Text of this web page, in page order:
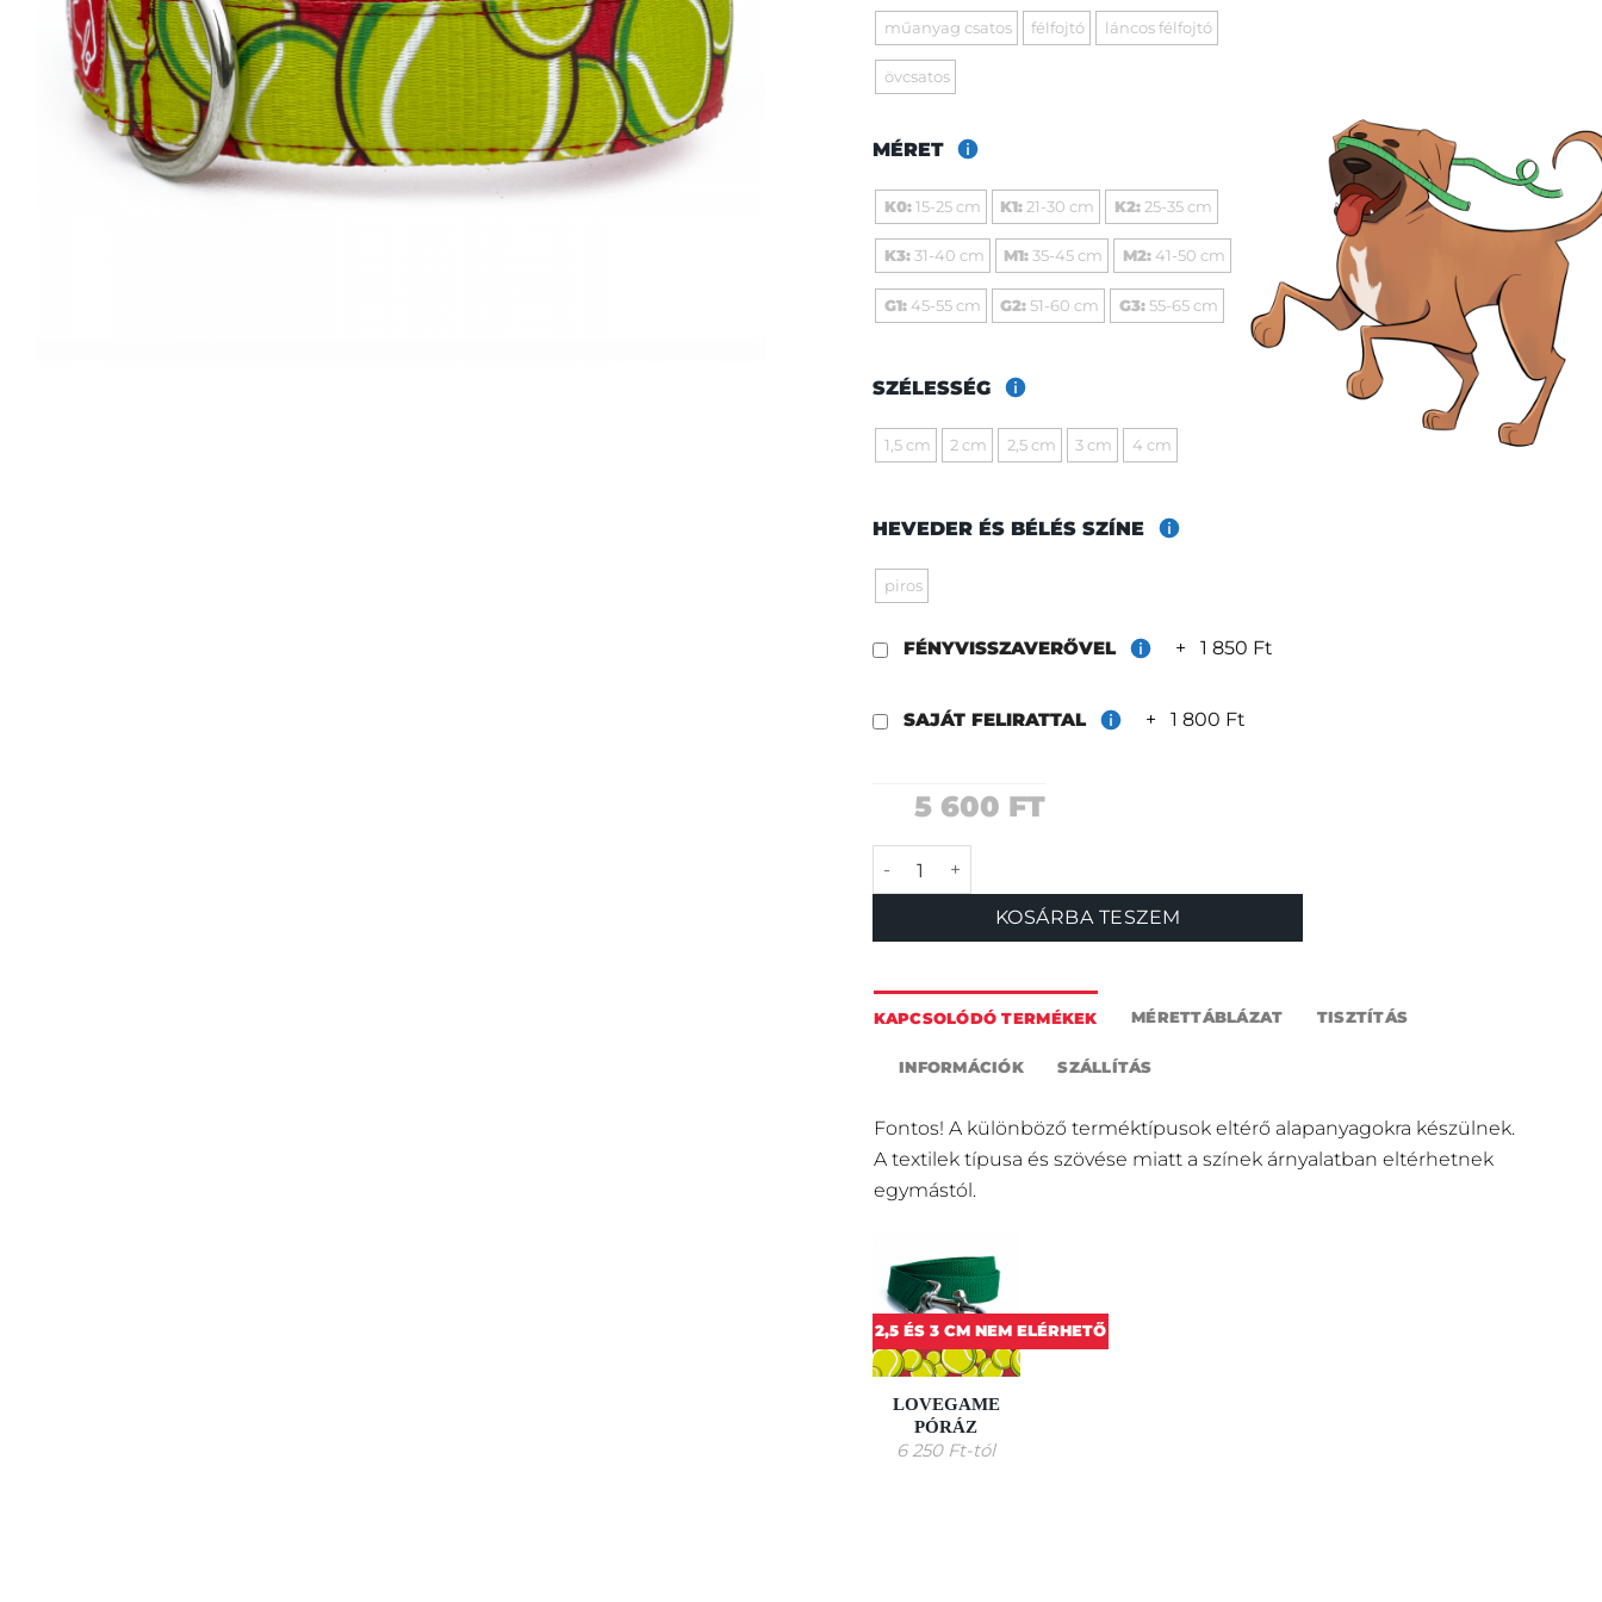
műanyag csatos félfojtó láncos félfojtó
övcsatos
MÉRET
K0:15-25 cm K1:21-30 cm K2:25-35 cm
K3:31-40 cm M1:35-45 cm M2:41-50 cm
G1:45-55 cm G2:51-60 cm G3:55-65 cm
SZÉLESSÉG
1,5 cm 2 cm 2,5 cm 3 cm 4 cm
HEVEDER ÉS BÉLÉS SZÍNE
piros
FÉNYVISSZAVERŐVEL + 1 850 Ft
SAJÁT FELIRATTAL + 1 800 Ft
5 600 FT
KOSÁRBA TESZEM
KAPCSOLÓDÓ TERMÉKEK MÉRETTÁBLÁZAT TISZTÍTÁS
INFORMÁCIÓK SZÁLLÍTÁS
Fontos! A különböző terméktípusok eltérő alapanyagokra készülnek.
A textilek típusa és szövése miatt a színek árnyalatban eltérhetnek
egymástól.
2,5 ÉS 3 CM NEM ELÉRHETŐ
LOVEGAME
PÓRÁZ
6 250 Ft-tól